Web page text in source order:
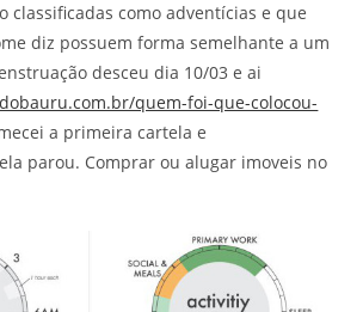
classificadas como adventícias e que
diz possuem forma semelhante a um
desceu dia 10/03 e ai
quem-foi-que-colocou-
a primeira cartela e
parou. Comprar ou alugar imoveis no